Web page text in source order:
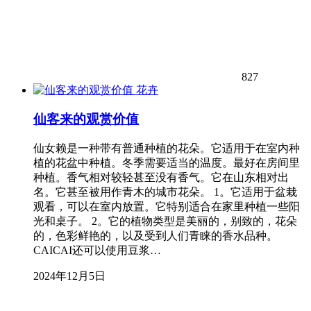
827
花卉
仙客来的观赏价值
仙女赖是一种带有普通种植的花朵。它适用于在室内种
植的花盆中种植。冬季需要适当的温度。最好在房间里
种植。香气相对较轻甚至没有香气。它在山东相对出
名。它甚至被用作青木的城市花朵。 1。它适用于盆栽
观看，可以在室内放置。它特别适合在家里种植一些阳
光和桌子。 2。它的植物类型是美丽的，别致的，花朵
的，色彩鲜艳的，以及受到人们青睐的香水品种。
CAICAI还可以使用豆浆…
2024年12月5日